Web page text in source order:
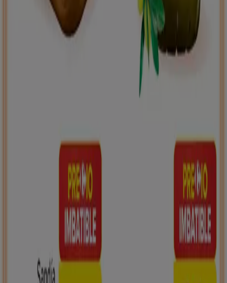
Tiendeo forma parte de Shopfully, la empresa
tecnológica que está reinventando las compras locales
en todo el mundo.
¿Qué hacemos?
Soluciones para empresas
Noticias y prensa
Trabaja con nosotros